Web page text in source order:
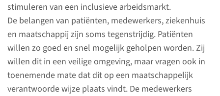
stimuleren van een inclusieve arbeidsmarkt.
De belangen van patiënten, medewerkers, ziekenhuis
en maatschappij zijn soms tegenstrijdig. Patiënten
willen zo goed en snel mogelijk geholpen worden. Zij
willen dit in een veilige omgeving, maar vragen ook in
toenemende mate dat dit op een maatschappelijk
verantwoorde wijze plaats vindt. De medewerkers
Green Teams
De Groene OK is een van de
Green Teams van het
Radboudumc.